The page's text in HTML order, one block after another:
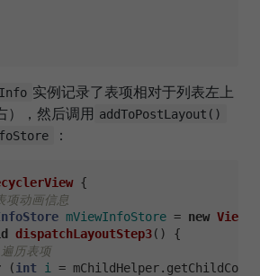
实例记录了表项相对于列表左上
），然后调用 addToPostLayout()
：
{
动画信息
mViewInfoStore = new
dispatchLayoutStep3()
{
历表项
(int i =